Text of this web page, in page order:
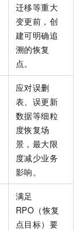
迁移等重大
变更前，创
建可明确追
溯的恢复
点。
应对误删
表、误更新
数据等细粒
度恢复场
景，最大限
度减少业务
影响。
满足
RPO（恢复
点目标）要